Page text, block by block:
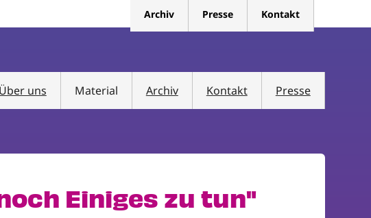
Archiv Presse Kontakt
Über uns Material Archiv Kontakt Presse
Einiges zu tun"